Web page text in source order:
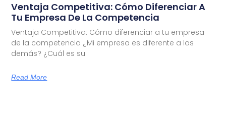
Ventaja Competitiva: Cómo Diferenciar A
Tu Empresa De La Competencia
Ventaja Competitiva: Cómo diferenciar a tu empresa
de la competencia ¿Mi empresa es diferente a las
demás? ¿Cuál es su
Read More